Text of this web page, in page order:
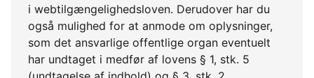
i webtilgængelighedsloven. Derudover har du
også mulighed for at anmode om oplysninger,
som det ansvarlige offentlige organ eventuelt
har undtaget i medfør af lovens § 1, stk. 5